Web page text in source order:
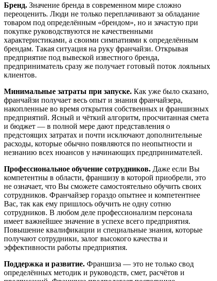
Бренд. Значение бренда в современном мире сложно
переоценить. Люди не только переплачивают за обладание
товаром под определённым «брендом», но и зачастую при
покупке руководствуются не качественными
характеристиками, а своими симпатиями к определённым
брендам. Такая ситуация на руку франчайзи. Открывая
предприятие под вывеской известного бренда,
предприниматель сразу же получает готовый поток лояльных
клиентов.
Минимальные затраты при запуске. Как уже было сказано,
франчайзи получает весь опыт и знания франчайзера,
накопленные во время открытия собственных и франшизных
предприятий. Ясный и чёткий алгоритм, просчитанная смета
и бюджет — в полной мере дают представления о
предстоящих затратах и почти исключают дополнительные
расходы, которые обычно появляются по неопытности и
незнанию всех нюансов у начинающих предпринимателей.
Профессиональное обучение сотрудников. Даже если Вы
компетентны в области, франшизу в которой приобрели, это
не означает, что Вы сможете самостоятельно обучить своих
сотрудников. Франчайзер гораздо опытнее и компетентнее
Вас, так как ему пришлось обучить не одну сотню
сотрудников. В любом деле профессионализм персонала
имеет важнейшее значение в успехе всего предприятия.
Повышение квалификации и специальные знания, которые
получают сотрудники, залог высокого качества и
эффективности работы предприятия.
Поддержка и развитие. Франшиза — это не только свод
определённых методик и руководств, смет, расчётов и